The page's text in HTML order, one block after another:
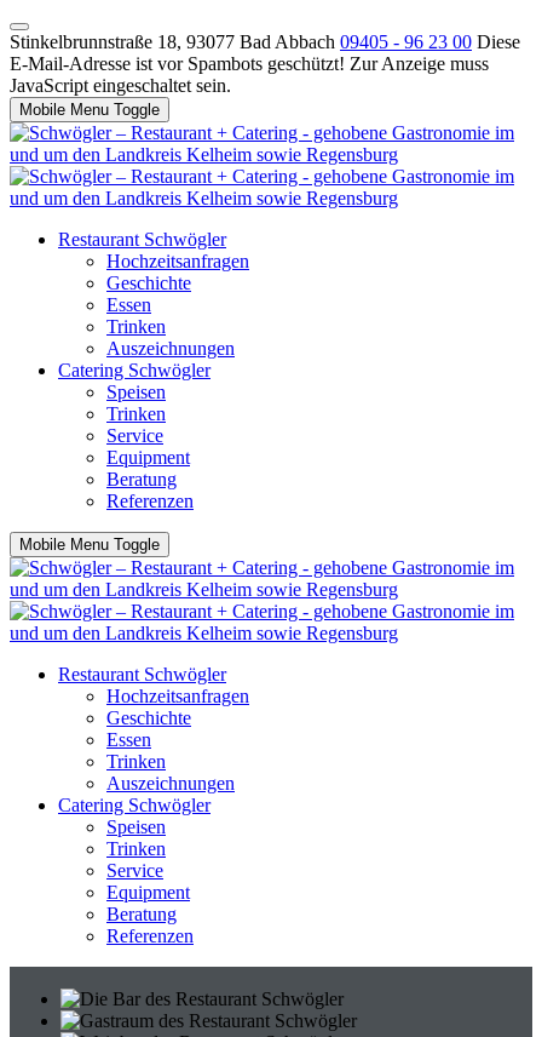
Stinkelbrunnstraße 18, 93077 Bad Abbach 09405 - 96 23 00 Diese
E-Mail-Adresse ist vor Spambots geschützt! Zur Anzeige muss
JavaScript eingeschaltet sein.
Mobile Menu Toggle
Restaurant Schwögler
Hochzeitsanfragen
Geschichte
Essen
Trinken
Auszeichnungen
Catering Schwögler
Speisen
Trinken
Service
Equipment
Beratung
Referenzen
Mobile Menu Toggle
Restaurant Schwögler
Hochzeitsanfragen
Geschichte
Essen
Trinken
Auszeichnungen
Catering Schwögler
Speisen
Trinken
Service
Equipment
Beratung
Referenzen